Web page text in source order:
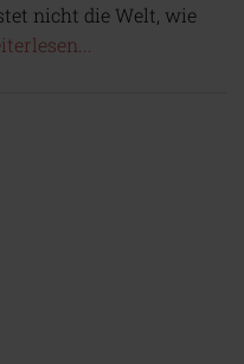
nicht die Welt, wie